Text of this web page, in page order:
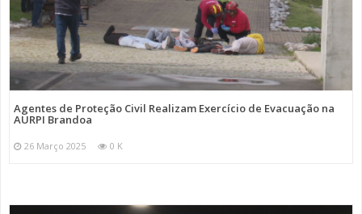
Agentes de Proteção Civil Realizam Exercício de Evacuação na
AURPI Brandoa
26 Março 2025 0 K